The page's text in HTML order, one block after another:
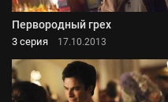
Первородный грех
3 серия 17.10.2013